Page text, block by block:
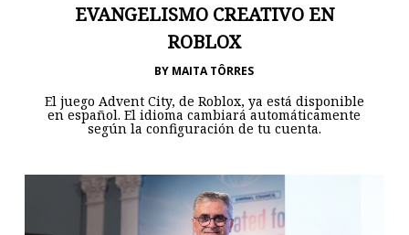
EVANGELISMO CREATIVO EN
ROBLOX
BY MAITA TÔRRES
El juego Advent City, de Roblox, ya está disponible
en español. El idioma cambiará automáticamente
según la configuración de tu cuenta.